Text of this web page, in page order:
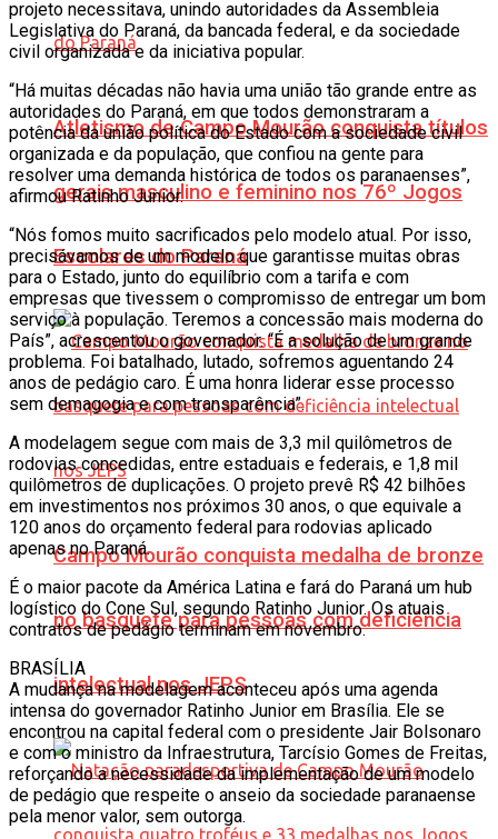
Atletismo de Campo Mourão conquista títulos
gerais masculino e feminino nos 76º Jogos
Escolares do Paraná
Campo Mourão conquista medalha de bronze
no basquete para pessoas com deficiência
intelectual nos JEPS
projeto necessitava, unindo autoridades da Assembleia
Legislativa do Paraná, da bancada federal, e da sociedade
civil organizada e da iniciativa popular.
“Há muitas décadas não havia uma união tão grande entre as
autoridades do Paraná, em que todos demonstraram a
potência da união política do Estado com a sociedade civil
organizada e da população, que confiou na gente para
resolver uma demanda histórica de todos os paranaenses”,
afirmou Ratinho Junior.
“Nós fomos muito sacrificados pelo modelo atual. Por isso,
precisávamos de um modelo que garantisse muitas obras
para o Estado, junto do equilíbrio com a tarifa e com
empresas que tivessem o compromisso de entregar um bom
serviço à população. Teremos a concessão mais moderna do
País”, acrescentou o governador. “É a solução de um grande
problema. Foi batalhado, lutado, sofremos aguentando 24
anos de pedágio caro. É uma honra liderar esse processo
sem demagogia e com transparência”.
A modelagem segue com mais de 3,3 mil quilômetros de
rodovias concedidas, entre estaduais e federais, e 1,8 mil
quilômetros de duplicações. O projeto prevê R$ 42 bilhões
em investimentos nos próximos 30 anos, o que equivale a
120 anos do orçamento federal para rodovias aplicado
apenas no Paraná.
É o maior pacote da América Latina e fará do Paraná um hub
logístico do Cone Sul, segundo Ratinho Junior. Os atuais
contratos de pedágio terminam em novembro.
BRASÍLIA
A mudança na modelagem aconteceu após uma agenda
intensa do governador Ratinho Junior em Brasília. Ele se
encontrou na capital federal com o presidente Jair Bolsonaro
e com o ministro da Infraestrutura, Tarcísio Gomes de Freitas,
reforçando a necessidade da implementação de um modelo
de pedágio que respeite o anseio da sociedade paranaense
pela menor valor, sem outorga.